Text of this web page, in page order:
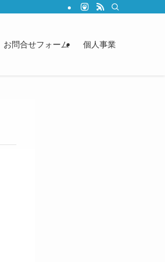
お問合せフォーム 個人事業